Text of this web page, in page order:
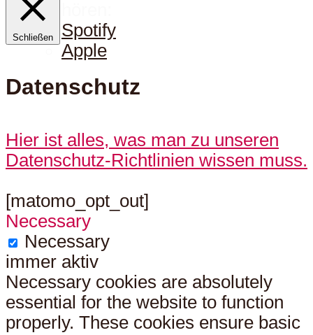
Spotify
Apple
Schließen
Datenschutz
Hier ist alles, was man zu unseren
Datenschutz-Richtlinien wissen muss.
[matomo_opt_out]
Necessary
Necessary
immer aktiv
Necessary cookies are absolutely
essential for the website to function
properly. These cookies ensure basic